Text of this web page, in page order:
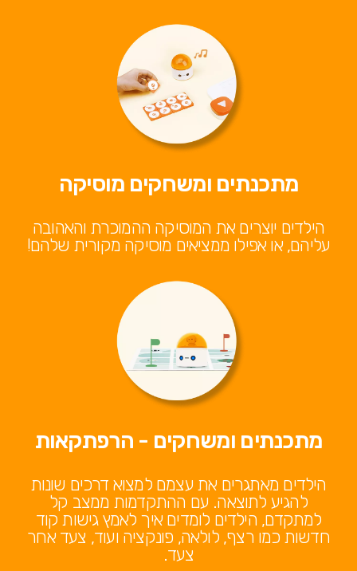
מתכנתים ומשחקים מוסיקה
הילדים יוצרים את המוסיקה ההמוכרת והאהובה
עליהם, או אפילו ממציאים מוסיקה מקורית שלהם!
מתכנתים ומשחקים - הרפתקאות
הילדים מאתגרים את עצמם למצוא דרכים שונות
להגיע לתוצאה. עם ההתקדמות ממצב קל
למתקדם, הילדים לומדים איך לאמץ גישות קוד
חדשות כמו רצף, לולאה, פונקציה ועוד, צעד אחר
צעד.